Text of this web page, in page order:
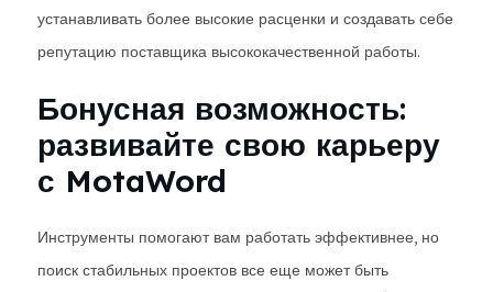
устанавливать более высокие расценки и создавать себе
репутацию поставщика высококачественной работы.
Бонусная возможность:
развивайте свою карьеру
с MotaWord
Инструменты помогают вам работать эффективнее, но
поиск стабильных проектов все еще может быть